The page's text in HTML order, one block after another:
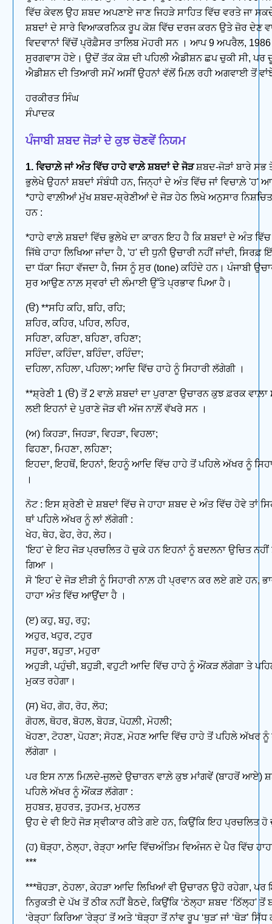
ਵਿੱਚ ਕੇਵਲ ਉਹ ਸ਼ਬਦ ਅਪਣਾਏ ਜਾਣ ਜਿਹੜੇ ਸਾਹਿਤ ਵਿੱਚ ਵਰਤੇ ਜਾ
ਸ਼ਬਦਾਂ ਦੇ ਸਾਰੇ ਵਿਆਕਰਨਿਕ ਰੂਪ ਕੋਸ਼ ਵਿੱਚ ਦਰਜ ਕਰਨ ਉਤੇ ਜ਼ੋਰ ਦੇਣ
ਵਿਦਵਾਨਾਂ ਵਿੱਚੋਂ ਪ੍ਰੋਫ਼ੈਸਰ ਤਾਲਿਬ ਮੋਹਰੀ ਸਨ । ਆਪ 9 ਅਪਰੈਲ,
ਸੁਰਗਵਾਸ ਹੋਏ। ਉਦੋਂ ਤੱਕ ਕੋਸ਼ ਦੀ ਪਹਿਲੀ ਐਡੀਸ਼ਨ ਛਪ ਚੁਕੀ ਸੀ, ਪਰ
ਐਡੀਸ਼ਨ ਦੀ ਤਿਆਰੀ ਸਮੇਂ ਅਸੀਂ ਉਹਨਾਂ ਵੱਲੋਂ ਮਿਲ਼ ਰਹੀ ਅਗਵਾਈ ਤੋਂ
ਹਰਕੀਰਤ ਸਿੰਘ
ਸੰਪਾਦਕ
ਪੰਜਾਬੀ ਸ਼ਬਦ ਜੋੜਾਂ ਦੇ ਕੁਝ ਚੋਣਵੇਂ ਨਿਯਮ
1. ਵਿਚਾਲ਼ੇ ਜਾਂ ਅੰਤ ਵਿੱਚ ਹਾਹੇ ਵਾਲ਼ੇ ਸ਼ਬਦਾਂ ਦੇ ਜੋੜਸ਼ਬਦ-ਜੋੜਾਂ ਬਾਰੇ ਸਭ
ਭੁਲੇਖੇ ਉਹਨਾਂ ਸ਼ਬਦਾਂ ਸੰਬੰਧੀ ਹਨ, ਜਿਨ੍ਹਾਂ ਦੇ ਅੰਤ ਵਿੱਚ ਜਾਂ ਵਿਚਾਲ਼ੇ 'ਹ'
*ਹਾਹੇ ਵਾਲ਼ੀਆਂ ਮੁੱਖ ਸ਼ਬਦ-ਸ਼੍ਰੇਣੀਆਂ ਦੇ ਜੋੜ ਹੇਠ ਲਿਖੇ ਅਨੁਸਾਰ
ਹਨ :
*ਹਾਹੇ ਵਾਲ਼ੇ ਸ਼ਬਦਾਂ ਵਿੱਚ ਭੁਲੇਖੇ ਦਾ ਕਾਰਨ ਇਹ ਹੈ ਕਿ ਸ਼ਬਦਾਂ ਦੇ ਅੰਤ ਵਿੱਚ
ਜਿੱਥੇ ਹਾਹਾ ਲਿਖਿਆ ਜਾਂਦਾ ਹੈ, 'ਹ' ਦੀ ਧੁਨੀ ਉਚਾਰੀ ਨਹੀਂ ਜਾਂਦੀ, ਸਿਰਫ਼
ਦਾ ਧੱਕਾ ਜਿਹਾ ਵੱਜਦਾ ਹੈ, ਜਿਸ ਨੂੰ ਸੁਰ (tone) ਕਹਿੰਦੇ ਹਨ। ਪੰਜਾਬੀ
ਸੁਰ ਆਉਣ ਨਾਲ਼ ਸ੍ਵਰਾਂ ਦੀ ਲੰਮਾਈ ਉੱਤੇ ਪ੍ਰਭਾਵ ਪਿਆ ਹੈ।
(ੳ) **ਸਹਿ ਕਹਿ, ਬਹਿ, ਰਹਿ;
ਸ਼ਹਿਰ, ਕਹਿਰ, ਪਹਿਰ, ਲਹਿਰ,
ਸਹਿਣਾ, ਕਹਿਣਾ, ਬਹਿਣਾ, ਰਹਿਣਾ;
ਸਹਿੰਦਾ, ਕਹਿੰਦਾ, ਬਹਿੰਦਾ, ਰਹਿੰਦਾ;
ਦਹਿਲਾ, ਨਹਿਲਾ, ਪਹਿਲਾ; ਆਦਿ ਵਿੱਚ ਹਾਹੇ ਨੂੰ ਸਿਹਾਰੀ ਲੱਗੇਗੀ ।
**ਸ਼੍ਰੇਣੀ 1 (ੳ) ਤੋਂ 2 ਵਾਲ਼ੇ ਸ਼ਬਦਾਂ ਦਾ ਪੁਰਾਣਾ ਉਚਾਰਨ ਕੁਝ ਫ਼ਰਕ
ਲਈ ਇਹਨਾਂ ਦੇ ਪੁਰਾਣੇ ਜੋੜ ਵੀ ਅੱਜ ਨਾਲ਼ੋਂ ਵੱਖਰੇ ਸਨ ।
(ਅ) ਕਿਹੜਾ, ਜਿਹੜਾ, ਵਿਹੜਾ, ਵਿਹਲਾ;
ਫਿਹਣਾ, ਮਿਹਣਾ, ਲਹਿਣਾ;
ਇਹਦਾ, ਇਹਥੋਂ, ਇਹਨਾਂ, ਇਹਨੂੰ ਆਦਿ ਵਿੱਚ ਹਾਹੇ ਤੋਂ ਪਹਿਲੇ ਅੱਖਰ ਨੂੰ
।
ਨੋਟ : ਇਸ ਸ਼੍ਰੇਣੀ ਦੇ ਸ਼ਬਦਾਂ ਵਿੱਚ ਜੇ ਹਾਹਾ ਸ਼ਬਦ ਦੇ ਅੰਤ ਵਿੱਚ ਹੋਵੇ ਤਾਂ
ਥਾਂ ਪਹਿਲੇ ਅੱਖਰ ਨੂੰ ਲਾਂ ਲੱਗੇਗੀ :
ਖੇਹ, ਥੇਹ, ਫੇਹ, ਰੇਹ, ਲੇਹ।
'ਇਹ' ਦੇ ਇਹ ਜੋੜ ਪ੍ਰਚਲਿਤ ਹੋ ਚੁਕੇ ਹਨ ਇਹਨਾਂ ਨੂੰ ਬਦਲਨਾ ਉਚਿਤ
ਗਿਆ ।
ਸੋ 'ਇਹ' ਦੇ ਜੋੜ ਈੜੀ ਨੂੰ ਸਿਹਾਰੀ ਨਾਲ਼ ਹੀ ਪ੍ਰਵਾਨ ਕਰ ਲਏ ਗਏ ਹਨ,
ਹਾਹਾ ਅੰਤ ਵਿੱਚ ਆਉਂਦਾ ਹੈ ।
(ੲ) ਕਹੁ, ਬਹੁ, ਰਹੁ;
ਅਹੁਰ, ਖਹੁਰ, ਟਹੁਰ
ਸਹੁਰਾ, ਬਹੁਤਾ, ਮਹੁਰਾ
ਅਹੁੜੀ, ਪਹੁੰਚੀ, ਬਹੁੜੀ, ਵਹੁਟੀ ਆਦਿ ਵਿੱਚ ਹਾਹੇ ਨੂੰ ਔਂਕੜ ਲੱਗੇਗਾ ਤੇ
ਮੁਕਤ ਰਹੇਗਾ।
(ਸ) ਖੋਹ, ਗੋਹ, ਰੋਹ, ਲੋਹ;
ਗੋਹਲ, ਥੋਹਰ, ਬੋਹਲ, ਬੋਹੜ, ਪੋਹਲ਼ੀ, ਮੋਹਲੀ;
ਖੋਹਣਾ, ਟੋਹਣਾ, ਪੋਹਣਾ; ਸੋਹਣ, ਮੋਹਣ ਆਦਿ ਵਿੱਚ ਹਾਹੇ ਤੋਂ ਪਹਿਲੇ ਅੱਖਰ ਨੂੰ
ਲੱਗੇਗਾ ।
ਪਰ ਇਸ ਨਾਲ਼ ਮਿਲ਼ਦੇ-ਜੁਲਦੇ ਉਚਾਰਨ ਵਾਲ਼ੇ ਕੁਝ ਮਾਂਗਵੇਂ (ਬਾਹਰੋਂ ਆਏ)
ਪਹਿਲੇ ਅੱਖਰ ਨੂੰ ਔਂਕੜ ਲੱਗੇਗਾ :
ਸੁਹਬਤ, ਸ਼ੁਹਰਤ, ਤੁਹਮਤ, ਮੁਹਲਤ
ਉਹ ਦੇ ਵੀ ਇਹੋ ਜੋੜ ਸ੍ਵੀਕਾਰ ਕੀਤੇ ਗਏ ਹਨ, ਕਿਉਂਕਿ ਇਹ ਪ੍ਰਚਲਿਤ
(ਹ) ਥੋੜ੍ਹਾ, ਠੇਲ੍ਹਾ, ਰੇੜ੍ਹਾ ਆਦਿ ਵਿੱਚਅੰਤਿਮ ਵਿਅੰਜਨ ਦੇ ਪੈਰ ਵਿੱਚ
***
***ਥੋਹੜਾ, ਠੇਹਲਾ, ਕੇਹੜਾ ਆਦਿ ਲਿਖਿਆਂ ਵੀ ਉਚਾਰਨ ਉਹੋ ਰਹੇਗਾ, ਪਰ
ਨਿਰੁਕਤੀ ਦੇ ਪੱਖ ਤੋਂ ਠੀਕ ਨਹੀਂ ਬੈਠਦੇ, ਕਿਉਂਕਿ ‘ਠੇਲ੍ਹਾ ਸ਼ਬਦ ‘ਠਿੱਲ੍ਹ' ਤੋਂ
‘ਰੇੜ੍ਹਾ' ਕਿਰਿਆ 'ਰੇੜ੍ਹ' ਤੋਂ ਅਤੇ ‘ਥੋੜ੍ਹਾ ਤੋਂ ਨਾਂਵ ਰੂਪ ‘ਥੁੜ' ਜਾਂ ‘ਥੋੜ’